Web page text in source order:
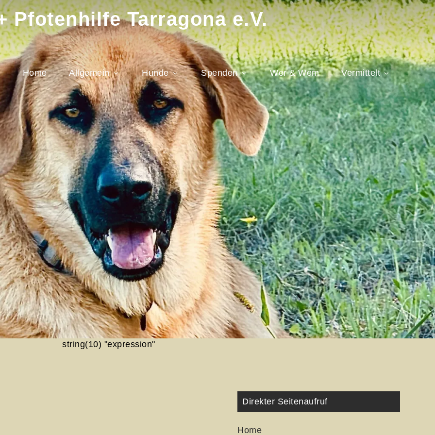
Pfotenhilfe Tarragona e.V.
Home Allgemein Hunde Spenden Wer & Wem Vermittelt
string(10) "expression"
Direkter Seitenaufruf
Home